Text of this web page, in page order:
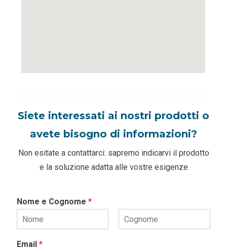
Siete interessati ai nostri prodotti o
avete bisogno di informazioni?
Non esitate a contattarci: sapremo indicarvi il prodotto
e la soluzione adatta alle vostre esigenze
Nome e Cognome*
Email*